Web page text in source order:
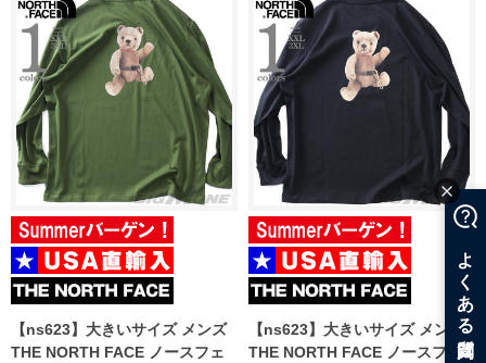
【ns623】大きいサイズ メンズ
THE NORTH FACE ノースフェ
【ns623】大きいサイズ メンズ
THE NORTH FACE ノースフェ